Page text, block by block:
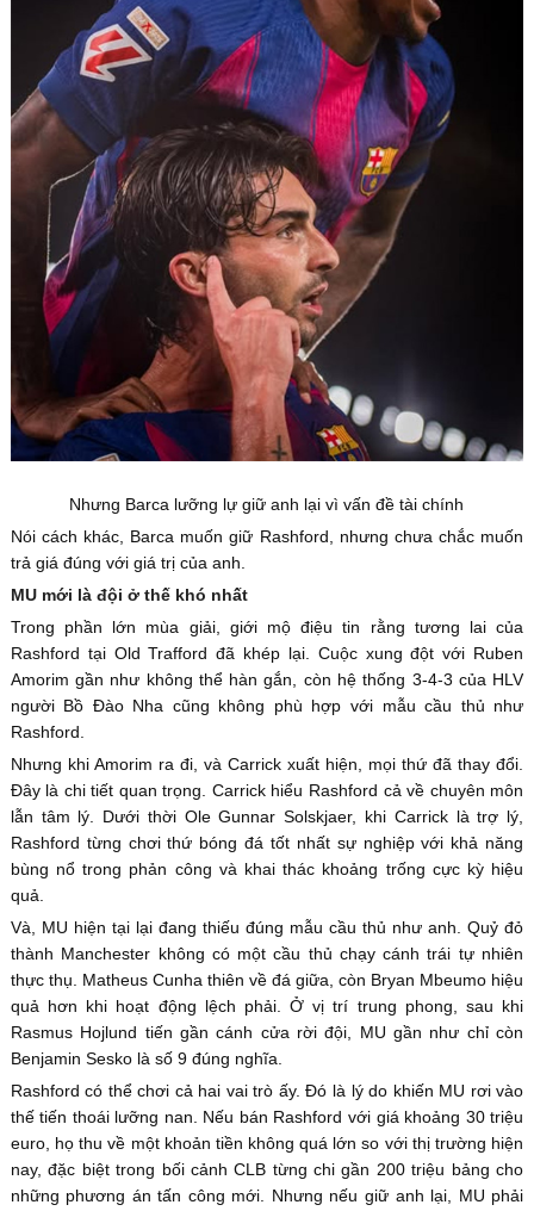
Nhưng Barca lưỡng lự giữ anh lại vì vấn đề tài chính
Nói cách khác, Barca muốn giữ Rashford, nhưng chưa chắc muốn
trả giá đúng với giá trị của anh.
MU mới là đội ở thế khó nhất
Trong phần lớn mùa giải, giới mộ điệu tin rằng tương lai của
Rashford tại Old Trafford đã khép lại. Cuộc xung đột với Ruben
Amorim gần như không thể hàn gắn, còn hệ thống 3-4-3 của HLV
người Bồ Đào Nha cũng không phù hợp với mẫu cầu thủ như
Rashford.
Nhưng khi Amorim ra đi, và Carrick xuất hiện, mọi thứ đã thay đổi.
Đây là chi tiết quan trọng. Carrick hiểu Rashford cả về chuyên môn
lẫn tâm lý. Dưới thời Ole Gunnar Solskjaer, khi Carrick là trợ lý,
Rashford từng chơi thứ bóng đá tốt nhất sự nghiệp với khả năng
bùng nổ trong phản công và khai thác khoảng trống cực kỳ hiệu
quả.
Và, MU hiện tại lại đang thiếu đúng mẫu cầu thủ như anh. Quỷ đỏ
thành Manchester không có một cầu thủ chạy cánh trái tự nhiên
thực thụ. Matheus Cunha thiên về đá giữa, còn Bryan Mbeumo hiệu
quả hơn khi hoạt động lệch phải. Ở vị trí trung phong, sau khi
Rasmus Hojlund tiến gần cánh cửa rời đội, MU gần như chỉ còn
Benjamin Sesko là số 9 đúng nghĩa.
Rashford có thể chơi cả hai vai trò ấy. Đó là lý do khiến MU rơi vào
thế tiến thoái lưỡng nan. Nếu bán Rashford với giá khoảng 30 triệu
euro, họ thu về một khoản tiền không quá lớn so với thị trường hiện
nay, đặc biệt trong bối cảnh CLB từng chi gần 200 triệu bảng cho
những phương án tấn công mới. Nhưng nếu giữ anh lại, MU phải